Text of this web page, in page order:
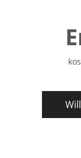
Inhalt